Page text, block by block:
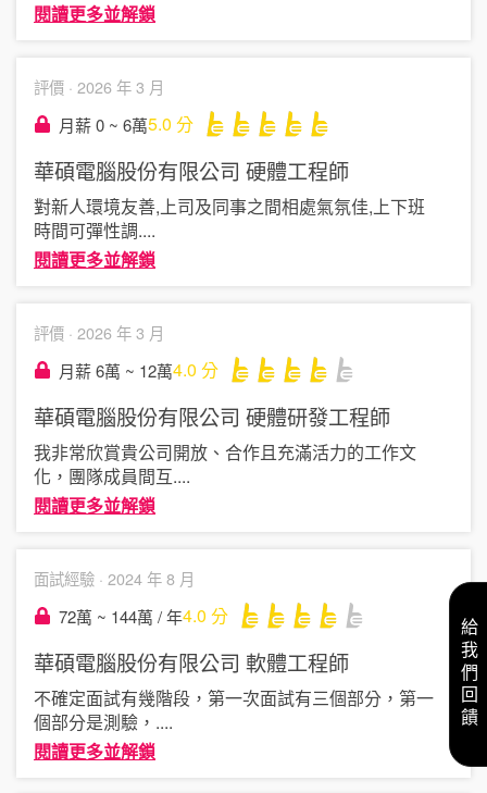
閱讀更多並解鎖
評價 · 2026 年 3 月
月薪 0 ~ 6萬5.0 分
華碩電腦股份有限公司 硬體工程師
對新人環境友善,上司及同事之間相處氣氛佳,上下班
時間可彈性調....
閱讀更多並解鎖
評價 · 2026 年 3 月
月薪 6萬 ~ 12萬4.0 分
華碩電腦股份有限公司 硬體研發工程師
我非常欣賞貴公司開放、合作且充滿活力的工作文
化，團隊成員間互....
閱讀更多並解鎖
面試經驗 · 2024 年 8 月
72萬 ~ 144萬 / 年4.0 分
華碩電腦股份有限公司 軟體工程師
不確定面試有幾階段，第一次面試有三個部分，第一
個部分是測驗， ....
閱讀更多並解鎖
給我們回饋